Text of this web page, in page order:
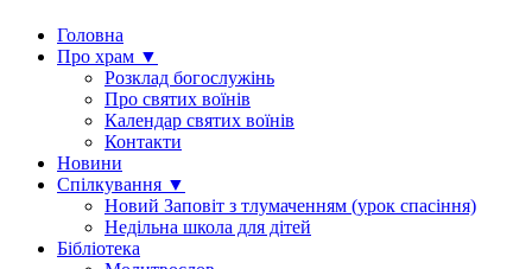
Головна
Про храм ▼
Розклад богослужінь
Про святих воїнів
Календар святих воїнів
Контакти
Новини
Спілкування ▼
Новий Заповіт з тлумаченням (урок спасіння)
Недільна школа для дітей
Бібліотека